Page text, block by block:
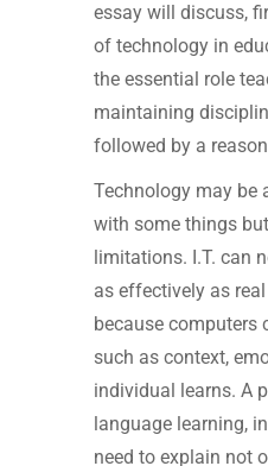
essay will discuss,
of technology in
the essential role
maintaining
followed by a
Technology may be
with some things
limitations. I.T. can
as effectively as
because computers
such as context,
individual learns. A
language learning,
need to explain not